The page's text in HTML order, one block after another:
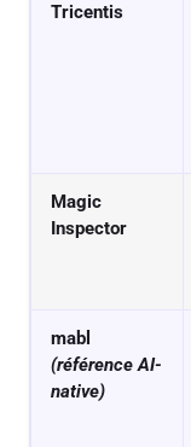
Tricentis
Magic
Inspector
mabl
(référence AI-
native)